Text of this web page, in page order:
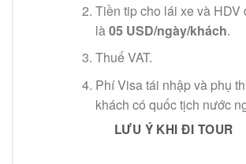
Tiền tip cho lái xe và HDV
là05 USD/ngày/khách.
Thuế VAT.
Phí Visa tái nhập và phụ
khách có quốc tịch nước
LƯU Ý KHI ĐI TOUR